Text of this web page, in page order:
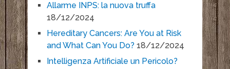
Allarme INPS: la nuova truffa
18/12/2024
Hereditary Cancers: Are You at Risk
and What Can You Do? 18/12/2024
Intelligenza Artificiale un Pericolo?